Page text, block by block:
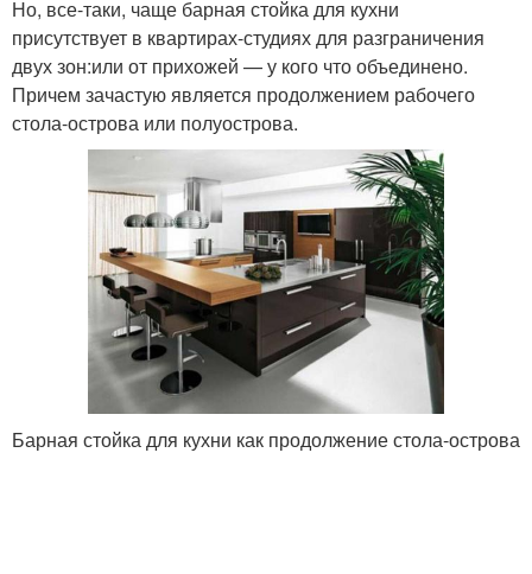
Но, все-таки, чаще барная стойка для кухни
присутствует в квартирах-студиях для разграничения
двух зон:или от прихожей — у кого что объединено.
Причем зачастую является продолжением рабочего
стола-острова или полуострова.
Барная стойка для кухни как продолжение стола-острова